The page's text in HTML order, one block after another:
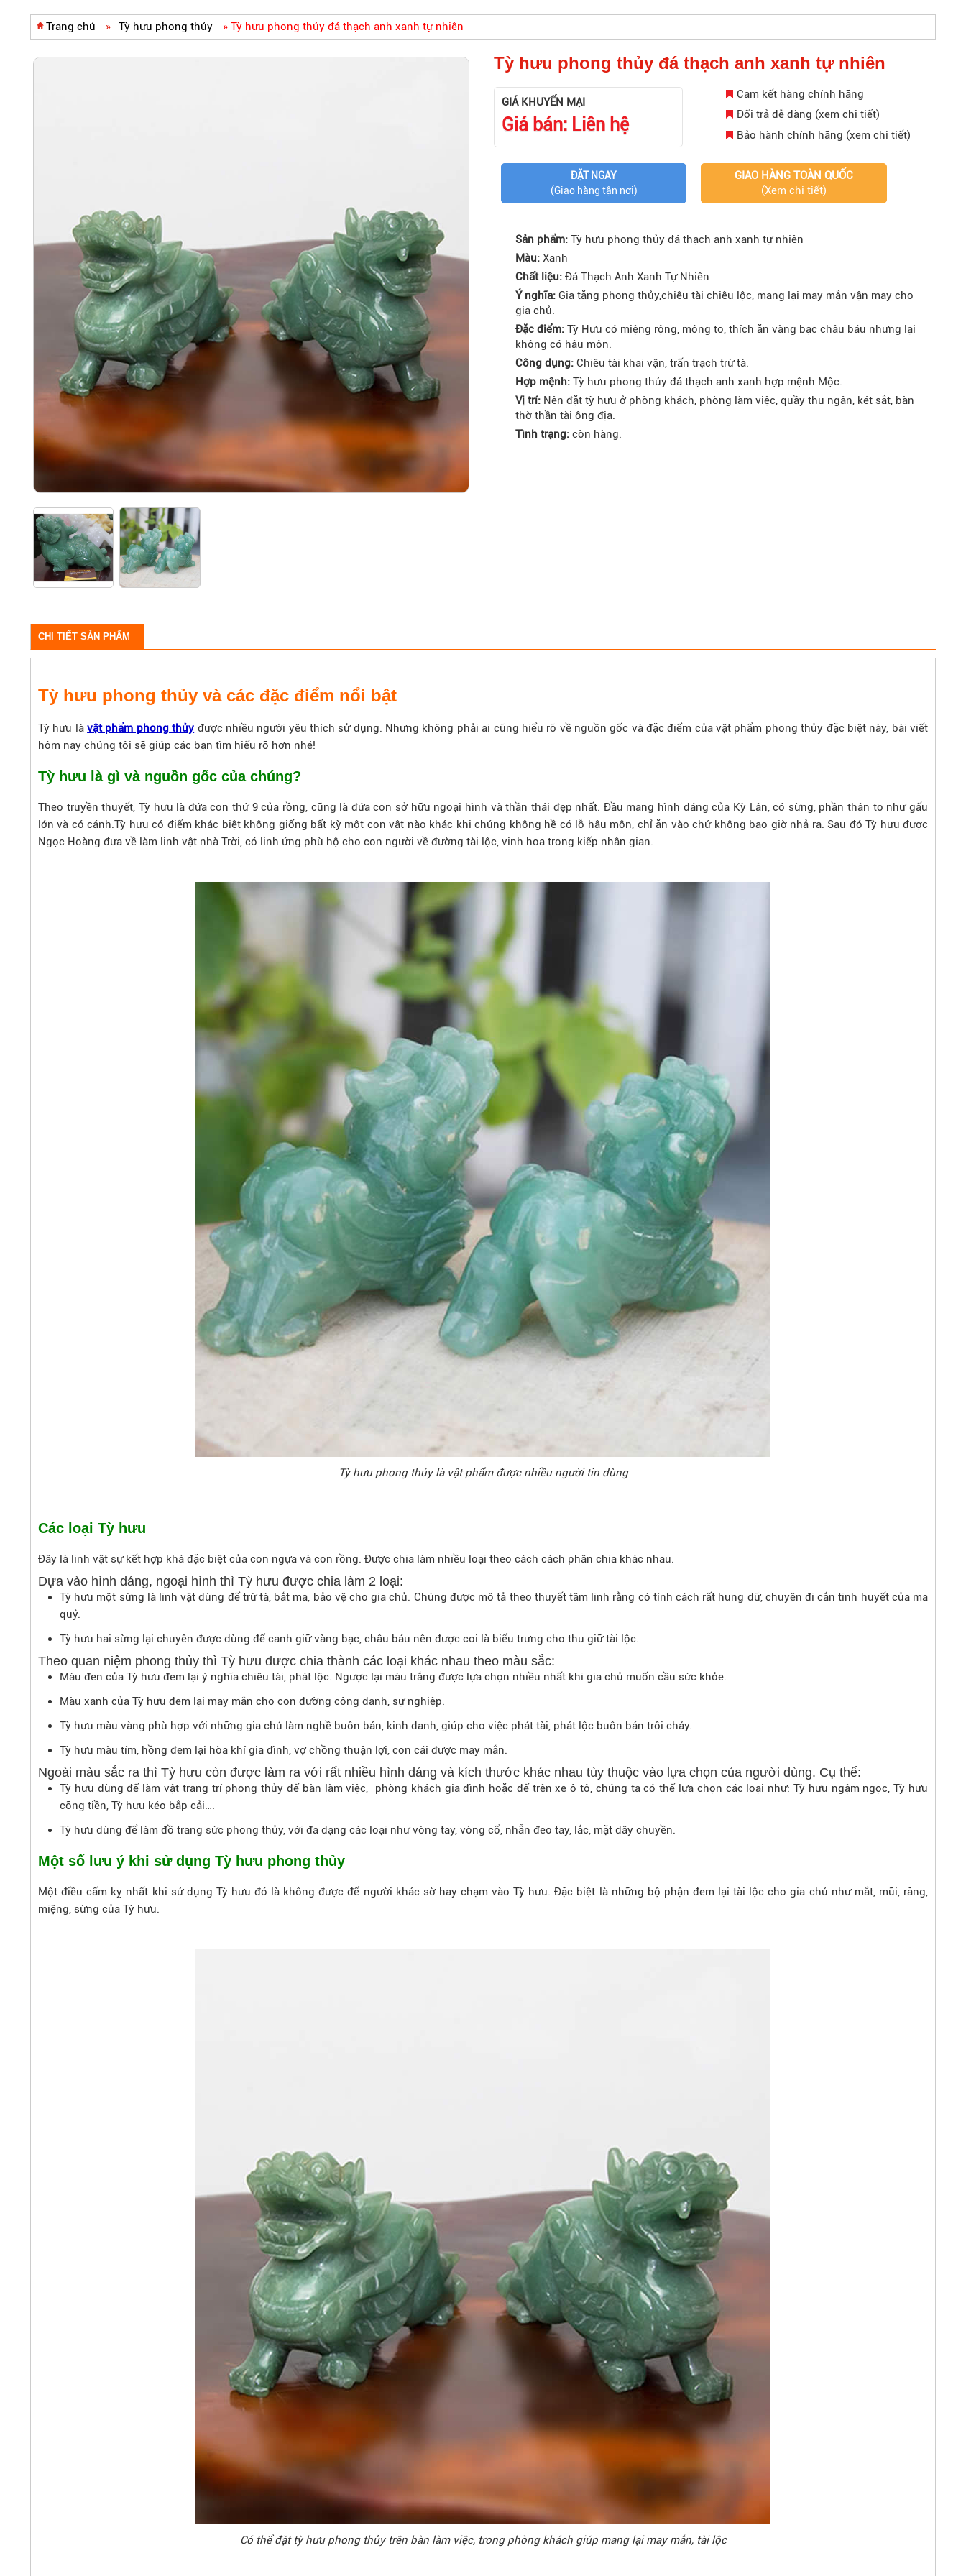
Trang chủ » Tỳ hưu phong thủy » Tỳ hưu phong thủy đá thạch anh xanh tự nhiên
Tỳ hưu phong thủy đá thạch anh xanh tự nhiên
GIÁ KHUYẾN MẠI
Giá bán: Liên hệ
Cam kết hàng chính hãng
Đổi trả dễ dàng (xem chi tiết)
Bảo hành chính hãng (xem chi tiết)
ĐẶT NGAY
(Giao hàng tận nơi)
GIAO HÀNG TOÀN QUỐC
(Xem chi tiết)
Sản phẩm: Tỳ hưu phong thủy đá thạch anh xanh tự nhiên
Màu: Xanh
Chất liệu: Đá Thạch Anh Xanh Tự Nhiên
Ý nghĩa: Gia tăng phong thủy,chiêu tài chiêu lộc, mang lại may mắn vận may cho
gia chủ.
Đặc điểm: Tỳ Hưu có miệng rộng, mông to, thích ăn vàng bạc châu báu nhưng lại
không có hậu môn.
Công dụng: Chiêu tài khai vận, trấn trạch trừ tà.
Hợp mệnh: Tỳ hưu phong thủy đá thạch anh xanh hợp mệnh Mộc.
Vị trí: Nên đặt tỳ hưu ở phòng khách, phòng làm việc, quầy thu ngân, két sắt, bàn
thờ thần tài ông địa.
Tình trạng: còn hàng.
CHI TIẾT SẢN PHẨM
Tỳ hưu phong thủy và các đặc điểm nổi bật
Tỳ hưu làvật phẩm phong thủy được nhiều người yêu thích sử dụng. Nhưng không phải ai cũng hiểu rõ về nguồn gốc và đặc điểm của vật phẩm phong thủy đặc biệt này, bài viết
hôm nay chúng tôi sẽ giúp các bạn tìm hiểu rõ hơn nhé!
Tỳ hưu là gì và nguồn gốc của chúng?
Theo truyền thuyết, Tỳ hưu là đứa con thứ 9 của rồng, cũng là đứa con sở hữu ngoại hình và thần thái đẹp nhất. Đầu mang hình dáng của Kỳ Lân, có sừng, phần thân to như gấu
lớn và có cánh.Tỳ hưu có điểm khác biệt không giống bất kỳ một con vật nào khác khi chúng không hề có lỗ hậu môn, chỉ ăn vào chứ không bao giờ nhả ra. Sau đó Tỳ hưu được
Ngọc Hoàng đưa về làm linh vật nhà Trời, có linh ứng phù hộ cho con người về đường tài lộc, vinh hoa trong kiếp nhân gian.
Tỳ hưu phong thủy là vật phẩm được nhiều người tin dùng
Các loại Tỳ hưu
Đây là linh vật sự kết hợp khá đặc biệt của con ngựa và con rồng. Được chia làm nhiều loại theo cách cách phân chia khác nhau.
Dựa vào hình dáng, ngoại hình thì Tỳ hưu được chia làm 2 loại:
Tỳ hưu một sừng là linh vật dùng để trừ tà, bắt ma, bảo vệ cho gia chủ. Chúng được mô tả theo thuyết tâm linh rằng có tính cách rất hung dữ, chuyên đi cắn tinh huyết của ma
quỷ.
Tỳ hưu hai sừng lại chuyên được dùng để canh giữ vàng bạc, châu báu nên được coi là biểu trưng cho thu giữ tài lộc.
Theo quan niệm phong thủy thì Tỳ hưu được chia thành các loại khác nhau theo màu sắc:
Màu đen của Tỳ hưu đem lại ý nghĩa chiêu tài, phát lộc. Ngược lại màu trắng được lựa chọn nhiều nhất khi gia chủ muốn cầu sức khỏe.
Màu xanh của Tỳ hưu đem lại may mắn cho con đường công danh, sự nghiệp.
Tỳ hưu màu vàng phù hợp với những gia chủ làm nghề buôn bán, kinh danh, giúp cho việc phát tài, phát lộc buôn bán trôi chảy.
Tỳ hưu màu tím, hồng đem lại hòa khí gia đình, vợ chồng thuận lợi, con cái được may mắn.
Ngoài màu sắc ra thì Tỳ hưu còn được làm ra với rất nhiều hình dáng và kích thước khác nhau tùy thuộc vào lựa chọn của người dùng. Cụ thể:
Tỳ hưu dùng để làm vật trang trí phong thủy để bàn làm việc, phòng khách gia đình hoặc để trên xe ô tô, chúng ta có thể lựa chọn các loại như: Tỳ hưu ngậm ngọc, Tỳ hưu
cõng tiền, Tỳ hưu kéo bắp cải….
Tỳ hưu dùng để làm đồ trang sức phong thủy, với đa dạng các loại như vòng tay, vòng cổ, nhẫn đeo tay, lắc, mặt dây chuyền.
Một số lưu ý khi sử dụng Tỳ hưu phong thủy
Một điều cấm kỵ nhất khi sử dụng Tỳ hưu đó là không được để người khác sờ hay chạm vào Tỳ hưu. Đặc biệt là những bộ phận đem lại tài lộc cho gia chủ như mắt, mũi, răng,
miệng, sừng của Tỳ hưu.
Có thể đặt tỳ hưu phong thủy trên bàn làm việc, trong phòng khách giúp mang lại may mắn, tài lộc